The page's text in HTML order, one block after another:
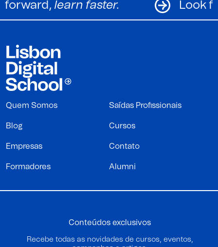
Look forward, learn faster.
Quem Somos Saídas Profissionais
Blog Cursos
Empresas Contato
Formadores Alumni
Conteúdos exclusivos
Recebe todas as novidades de cursos, eventos,